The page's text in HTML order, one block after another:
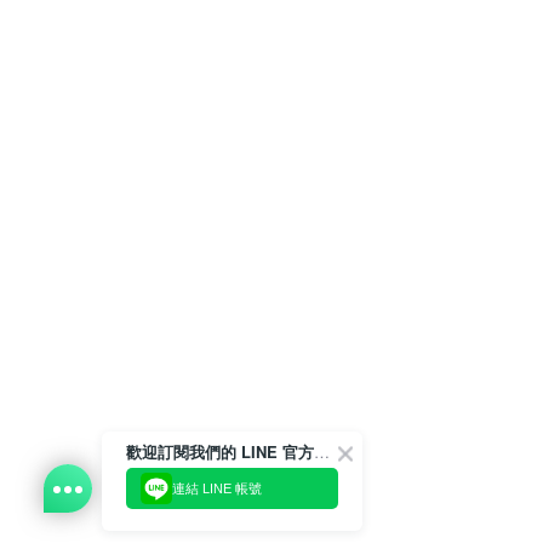
歡迎訂閱我們的 LINE 官方帳號
連結 LINE 帳號